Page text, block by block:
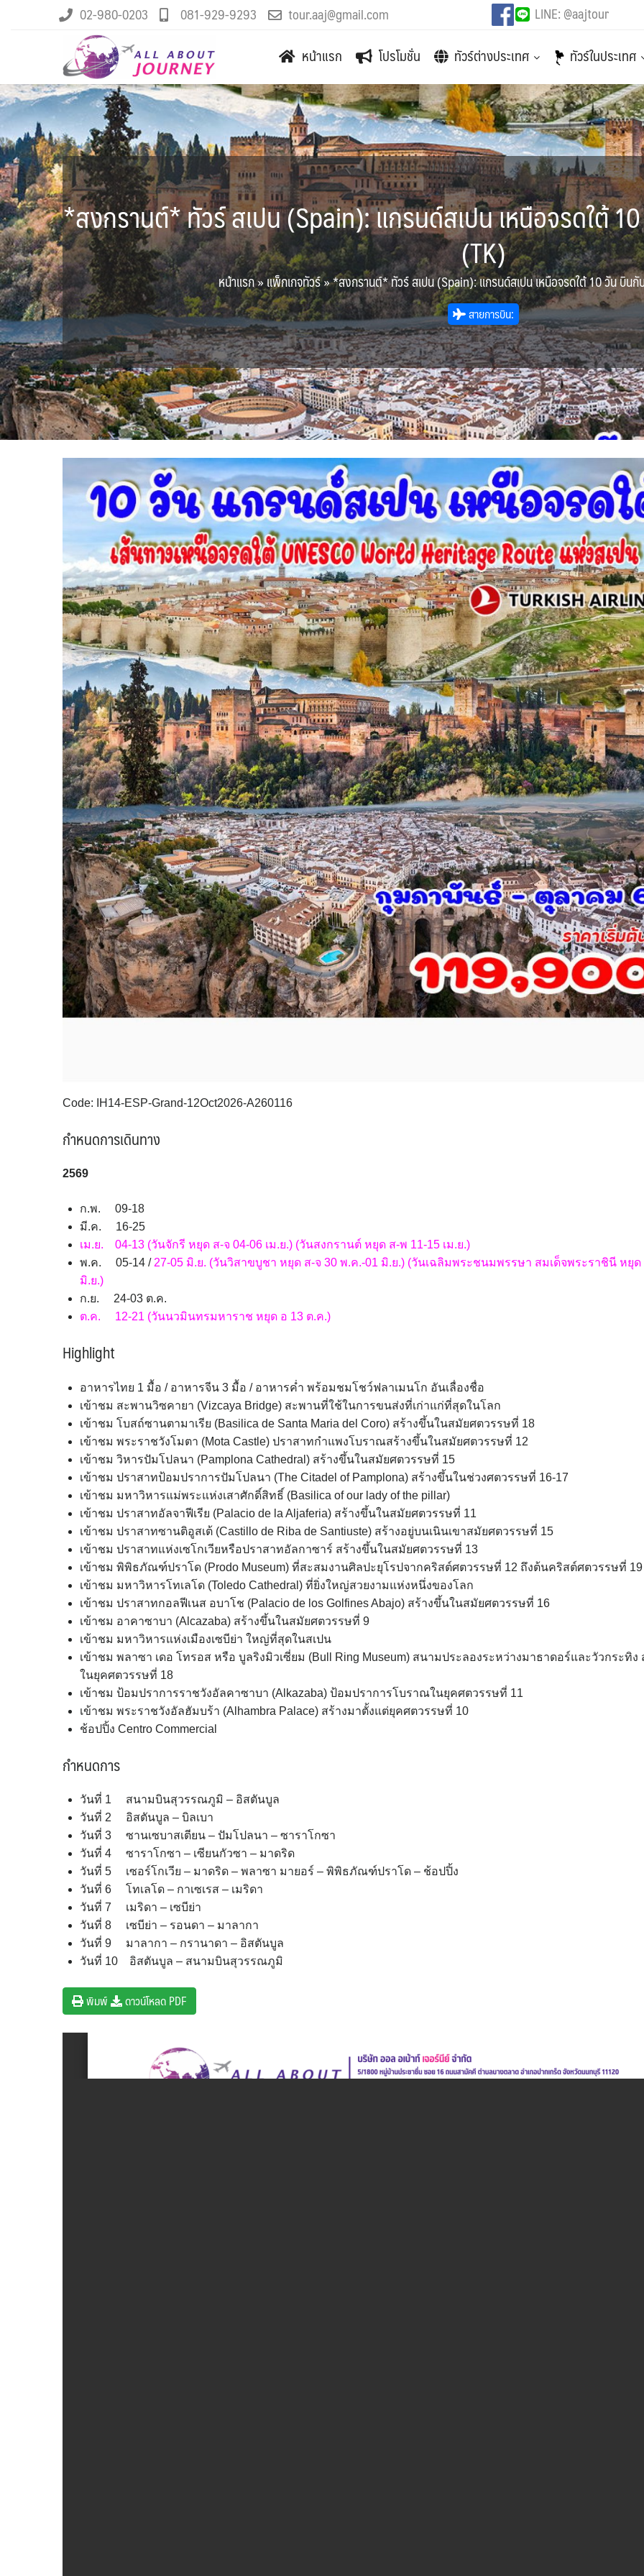
02-980-0203 081-929-9293 tour.aaj@gmail.com LINE: @aajtour
หน้าแรก โปรโมชั่น ทัวร์ต่างประเทศ ทัวร์ในประเทศ
*สงกรานต์* ทัวร์ สเปน (Spain): แกรนด์สเปน เหนือจรดใต้
(TK)
หน้าแรก»แพ็กเกจทัวร์»*สงกรานต์* ทัวร์ สเปน (Spain): แกรนด์สเปน เหนือจรดใต้ 10 วัน บิน
สายการบิน:
Code: IH14-ESP-Grand-12Oct2026-A260116
กำหนดการเดินทาง
2569
ก.พ. 09-18
มี.ค. 16-25
เม.ย. 04-13 (วันจักรี หยุด ส-จ 04-06 เม.ย.) (วันสงกรานต์ หยุด ส-พ 11-15 เม.ย.)
พ.ค. 05-14 / 27-05 มิ.ย. (วันวิสาขบูชา หยุด ส-จ 30 พ.ค.-01 มิ.ย.) (วันเฉลิมพระชนมพรรษา สมเด็จพระราชินี หยุด
มิ.ย.)
ก.ย. 24-03 ต.ค.
ต.ค. 12-21 (วันนวมินทรมหาราช หยุด อ 13 ต.ค.)
Highlight
อาหารไทย 1 มื้อ / อาหารจีน 3 มื้อ / อาหารค่ำ พร้อมชมโชว์ฟลาเมนโก อันเลื่องชื่อ
เข้าชม สะพานวิซคายา (Vizcaya Bridge) สะพานที่ใช้ในการขนส่งที่เก่าแก่ที่สุดในโลก
เข้าชม โบสถ์ซานตามาเรีย (Basilica de Santa Maria del Coro) สร้างขึ้นในสมัยศตวรรษที่ 18
เข้าชม พระราชวังโมตา (Mota Castle) ปราสาทกำแพงโบราณสร้างขึ้นในสมัยศตวรรษที่ 12
เข้าชม วิหารปัมโปลนา (Pamplona Cathedral) สร้างขึ้นในสมัยศตวรรษที่ 15
เข้าชม ปราสาทป้อมปราการปัมโปลนา (The Citadel of Pamplona) สร้างขึ้นในช่วงศตวรรษที่ 16-17
เข้าชม มหาวิหารแม่พระแห่งเสาศักดิ์สิทธิ์ (Basilica of our lady of the pillar)
เข้าชม ปราสาทอัลจาฟีเรีย (Palacio de la Aljaferia) สร้างขึ้นในสมัยศตวรรษที่ 11
เข้าชม ปราสาทซานติอูสเต้ (Castillo de Riba de Santiuste) สร้างอยู่บนเนินเขาสมัยศตวรรษที่ 15
เข้าชม ปราสาทแห่งเซโกเวียหรือปราสาทอัลกาซาร์ สร้างขึ้นในสมัยศตวรรษที่ 13
เข้าชม พิพิธภัณฑ์ปราโด (Prodo Museum) ที่สะสมงานศิลปะยุโรปจากคริสต์ศตวรรษที่ 12 ถึงต้นคริสต์ศตวรรษที่ 19
เข้าชม มหาวิหารโทเลโด (Toledo Cathedral) ที่ยิ่งใหญ่สวยงามแห่งหนึ่งของโลก
เข้าชม ปราสาทกอลฟีเนส อบาโช (Palacio de los Golfines Abajo) สร้างขึ้นในสมัยศตวรรษที่ 16
เข้าชม อาคาซาบา (Alcazaba) สร้างขึ้นในสมัยศตวรรษที่ 9
เข้าชม มหาวิหารแห่งเมืองเซบีย่า ใหญ่ที่สุดในสเปน
เข้าชม พลาซา เดอ โทรอส หรือ บูลริงมิวเซี่ยม (Bull Ring Museum) สนามประลองระหว่างมาธาดอร์และวัวกระทิง
ในยุคศตวรรษที่ 18
เข้าชม ป้อมปราการราชวังอัลคาซาบา (Alkazaba) ป้อมปราการโบราณในยุคศตวรรษที่ 11
เข้าชม พระราชวังอัลฮัมบร้า (Alhambra Palace) สร้างมาตั้งแต่ยุคศตวรรษที่ 10
ช้อปปิ้ง Centro Commercial
กำหนดการ
วันที่ 1 สนามบินสุวรรณภูมิ – อิสตันบูล
วันที่ 2 อิสตันบูล – บิลเบา
วันที่ 3 ซานเซบาสเตียน – ปัมโปลนา – ซาราโกซา
วันที่ 4 ซาราโกซา – เซียนกัวซา – มาดริด
วันที่ 5 เซอร์โกเวีย – มาดริด – พลาซา มายอร์ – พิพิธภัณฑ์ปราโด – ช้อปปิ้ง
วันที่ 6 โทเลโด – กาเซเรส – เมริดา
วันที่ 7 เมริดา – เซบีย่า
วันที่ 8 เซบีย่า – รอนดา – มาลากา
วันที่ 9 มาลากา – กรานาดา – อิสตันบูล
วันที่ 10 อิสตันบูล – สนามบินสุวรรณภูมิ
พิมพ์ ดาวน์โหลด PDF